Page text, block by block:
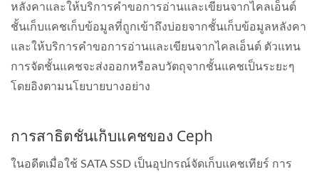
หลังคาและให้บริการคำขอการอ่านและเขียนจากไคลเอ็นต์
ชั้นเก็บแคชเก็บข้อมูลที่ถูกเข้าถึงบ่อยจากชั้นเก็บข้อมูลหลังคา
และให้บริการคำขอการอ่านและเขียนจากไคลเอ็นต์ ตัวแทน
การจัดชั้นแคชจะส่งออกหรือลบวัตถุจากชั้นแคชเป็นระยะๆ
โดยอิงตามนโยบายบางอย่าง
การสาธิตชั้นเก็บแคชของ Ceph
ในอดีตเมื่อใช้ SATA SSD เป็นอุปกรณ์จัดเก็บแคชเทียร์ การ